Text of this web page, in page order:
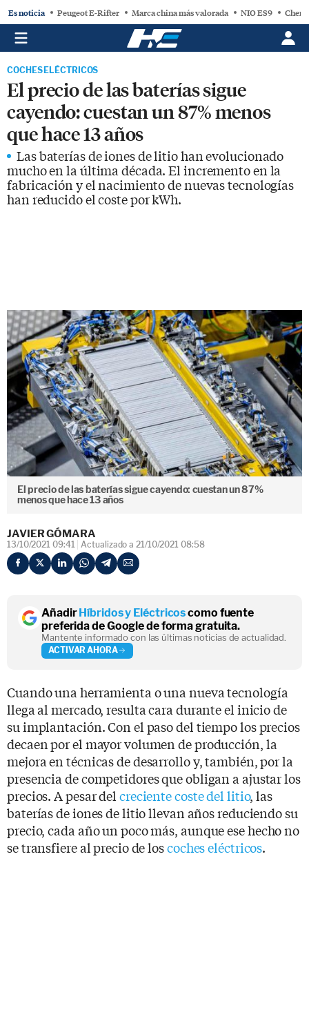
Es noticia Peugeot E-Rifter Marca china más valorada NIO ES9 Chery
COCHES ELÉCTRICOS
El precio de las baterías sigue
cayendo: cuestan un 87% menos
que hace 13 años
Las baterías de iones de litio han evolucionado
mucho en la última década. El incremento en la
fabricación y el nacimiento de nuevas tecnologías
han reducido el coste por kWh.
El precio de las baterías sigue cayendo: cuestan un 87%
menos que hace 13 años
JAVIER GÓMARA
13/10/2021 09:41 Actualizado a 21/10/2021 08:58
AñadirHíbridos y Eléctricoscomo fuente
preferida de Google de forma gratuita.
Mantente informado con las últimas noticias de actualidad.
ACTIVAR AHORA
Cuando una herramienta o una nueva tecnología
llega al mercado, resulta cara durante el inicio de
su implantación. Con el paso del tiempo los precios
decaen por el mayor volumen de producción, la
mejora en técnicas de desarrollo y, también, por la
presencia de competidores que obligan a ajustar los
precios. A pesar del creciente coste del litio, las
baterías de iones de litio llevan años reduciendo su
precio, cada año un poco más, aunque ese hecho no
se transfiere al precio de loscoches eléctricos.